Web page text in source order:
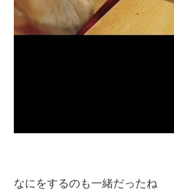
なにをするのも一緒だったね